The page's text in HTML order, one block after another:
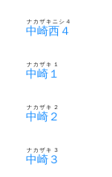
中崎西４
ナカザキニシ４
中崎１
ナカザキ１
中崎２
ナカザキ２
中崎３
ナカザキ３